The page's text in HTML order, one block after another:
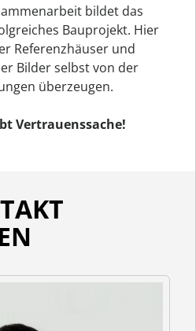
bildet das
Bauprojekt. Hier
Referenzhäuser und
Bilder selbst von der
überzeugen.
Vertrauenssache!